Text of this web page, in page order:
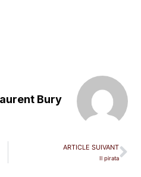
Bury
ARTICLE SUIVANT
Il pirata